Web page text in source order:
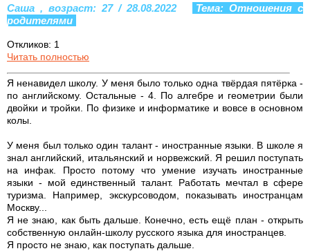
Саша , возраст: 27 / 28.08.2022
Тема: Отношения с
родителями
Откликов: 1
Читать полностью
Я ненавидел школу. У меня было только одна твëрдая пятëрка -
по английскому. Остальные - 4. По алгебре и геометрии были
двойки и тройки. По физике и информатике и вовсе в основном
колы.
У меня был только один талант - иностранные языки. В школе я
знал английский, итальянский и норвежский. Я решил поступать
на инфак. Просто потому что умение изучать иностранные
языки - мой единственный талант. Работать мечтал в сфере
туризма. Например, экскурсоводом, показывать иностранцам
Москву...
Я не знаю, как быть дальше. Конечно, есть ещё план - открыть
собственную онлайн-школу русского языка для иностранцев.
Я просто не знаю, как поступать дальше.